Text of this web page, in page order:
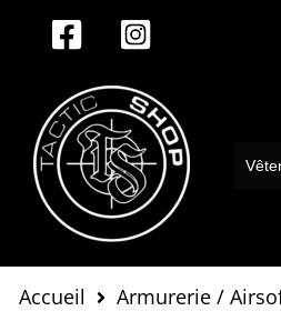
contenu
Accueil Armurerie /